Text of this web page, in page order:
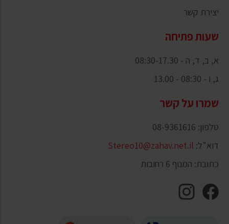
יצירת קשר
שעות פתיחה
א, ב, ד, ה - 08:30-17.30
ג, ו - 08:30 - 13.00
שמרו על קשר
טלפון: 08-9361616
דוא"ל: Stereo10@zahav.net.il
כתובת: המנוף 6 רחובות